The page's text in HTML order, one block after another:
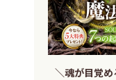
＼魂が目覚